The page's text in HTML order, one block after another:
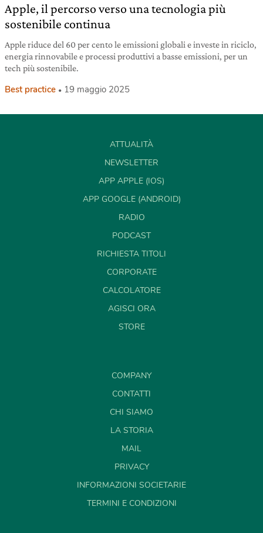
Apple, il percorso verso una tecnologia più
sostenibile continua
Apple riduce del 60 per cento le emissioni globali e investe in riciclo,
energia rinnovabile e processi produttivi a basse emissioni, per un
tech più sostenibile.
Best practice 19 maggio 2025
ATTUALITÀ
NEWSLETTER
APP APPLE (IOS)
APP GOOGLE (ANDROID)
RADIO
PODCAST
RICHIESTA TITOLI
CORPORATE
CALCOLATORE
AGISCI ORA
STORE
COMPANY
CONTATTI
CHI SIAMO
LA STORIA
MAIL
PRIVACY
INFORMAZIONI SOCIETARIE
TERMINI E CONDIZIONI